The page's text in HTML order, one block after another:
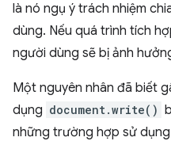
là nó ngụ ý trách nhiệm
dùng. Nếu quá trình tích
người dùng sẽ bị ảnh
Một nguyên nhân đã biết
dụng document.write()
những trường hợp sử